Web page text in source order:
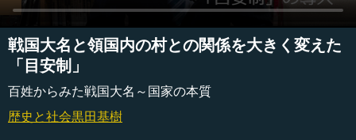
戦国大名と領国内の村との関係を大きく変えた
「目安制」
百姓からみた戦国大名～国家の本質
歴史と社会黒田基樹